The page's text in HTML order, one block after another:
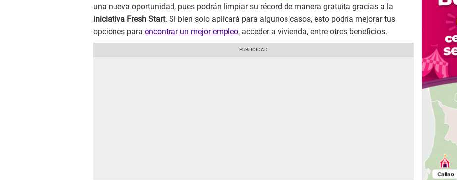
una nueva oportunidad, pues podrán limpiar su récord de manera gratuita gracias a la
iniciativa Fresh Start. Si bien solo aplicará para algunos casos, esto podría mejorar tus
opciones para encontrar un mejor empleo, acceder a vivienda, entre otros beneficios.